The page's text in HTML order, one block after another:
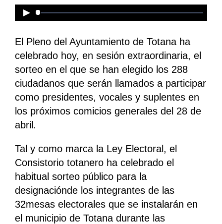
El Pleno del Ayuntamiento de Totana ha
celebrado hoy, en sesión extraordinaria, el
sorteo en el que se han elegido los 288
ciudadanos que serán llamados a participar
como presidentes, vocales y suplentes en
los próximos comicios generales del 28 de
abril.
Tal y como marca la Ley Electoral, el
Consistorio totanero ha celebrado el
habitual sorteo público para la
designaciónde los integrantes de las
32mesas electorales que se instalarán en
el municipio de Totana durante las